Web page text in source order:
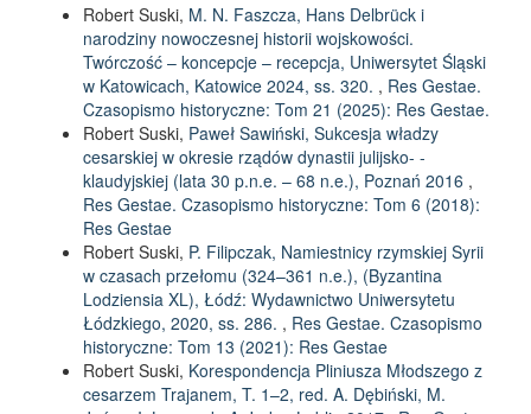
Robert Suski, M. N. Faszcza, Hans Delbrück i
narodziny nowoczesnej historii wojskowości.
Twórczość – koncepcje – recepcja, Uniwersytet Śląski
w Katowicach, Katowice 2024, ss. 320. , Res Gestae.
Czasopismo historyczne: Tom 21 (2025): Res Gestae.
Robert Suski, Paweł Sawiński, Sukcesja władzy
cesarskiej w okresie rządów dynastii julijsko- -
klaudyjskiej (lata 30 p.n.e. – 68 n.e.), Poznań 2016 ,
Res Gestae. Czasopismo historyczne: Tom 6 (2018):
Res Gestae
Robert Suski, P. Filipczak, Namiestnicy rzymskiej Syrii
w czasach przełomu (324–361 n.e.), (Byzantina
Lodziensia XL), Łódź: Wydawnictwo Uniwersytetu
Łódzkiego, 2020, ss. 286. , Res Gestae. Czasopismo
historyczne: Tom 13 (2021): Res Gestae
Robert Suski, Korespondencja Pliniusza Młodszego z
cesarzem Trajanem, T. 1–2, red. A. Dębiński, M.